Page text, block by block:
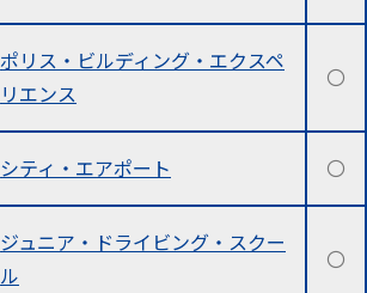
ポリス・ビルディング・エクスペ
リエンス
〇
シティ・エアポート 〇
ジュニア・ドライビング・スクー
ル
〇